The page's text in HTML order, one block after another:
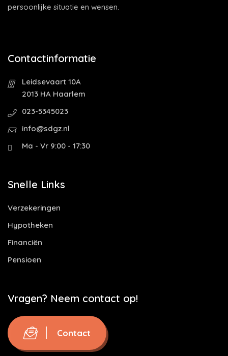
persoonlijke situatie en wensen.
Contactinformatie
Leidsevaart 10A
2013 HA Haarlem
023-5345023
info@sdgz.nl
Ma - Vr 9:00 - 17:30
Snelle Links
Verzekeringen
Hypotheken
Financiën
Pensioen
Vragen? Neem contact op!
Contact